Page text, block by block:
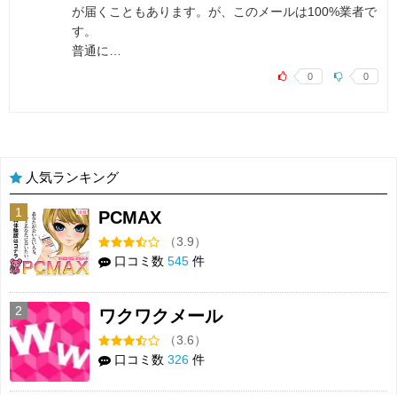
が届くこともあります。が、このメールは100%業者で
す。
普通に…
0 0
人気ランキング
1 PCMAX
（3.9）
口コミ数 545 件
2 ワクワクメール
（3.6）
口コミ数 326 件